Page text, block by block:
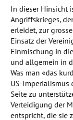
In dieser Hinsicht
Angriffskrieges,
erleidet, zur
Einsatz der
Einmischung in
und allgemein in
Was man «das
US-Imperialismus
Seite zu
Verteidigung der
entspricht, die sie